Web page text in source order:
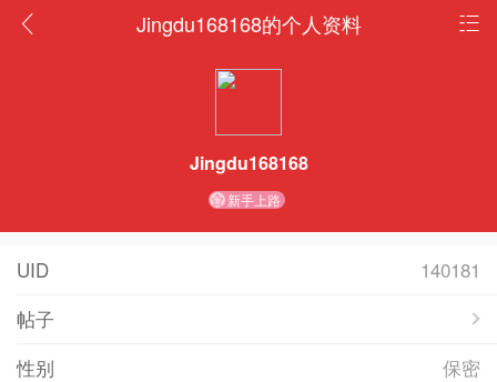
Jingdu168168的个人资料
Jingdu168168
新手上路
UID
140181
帖子
性别
保密